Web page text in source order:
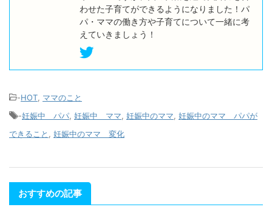
わせた子育てができるようになりました！パ
パ・ママの働き方や子育てについて一緒に考
えていきましょう！
-HOT ママのこと
-妊娠中 パパ 妊娠中 ママ 妊娠中のママ 妊娠中のママ パパが
できること
妊娠中のママ 変化
おすすめの記事